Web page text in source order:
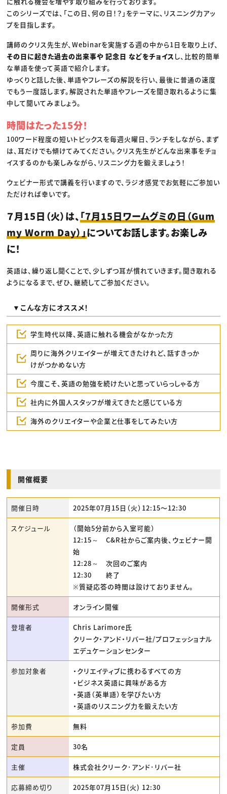
プロフェッショナル×つながる×メディア
このシリーズでは、「この日、何の日！？」をテーマに、リスニング力アッ
プを目指します。
講師のクリス先生が、Webinarを実施する週の中から1日を取り上げ、
その日に起きた過去の出来事や 記念日 などをチョイス し、比較的簡単
な単語を使って英語で紹介します。
ゆっくりと話した後、単語やフレーズの解説を行い、最後に普通の速度
でもう一度話します。解説された単語やフレーズを聞き取れるように集
中して聞いてみましょう。
時間はたった15分！
100ワード程度の短いトピックスを毎週火曜日、ランチをしながら、まず
は、耳だけでも傾けてみてください。クリス先生がどんな出来事をチョ
イスするのかも楽しみながら、リスニング力を鍛えましょう！
ウェビナー形式で講義を行いますので、ラジオ感覚でお気軽にご参加い
ただければ幸いです。
７月15日（火）は、 「7月15日ワームグミの日（Gum
my Worm Day）」についてお話します。お楽しみ
に！
英語は、繰り返し聞くことで、少しずつ耳が慣れていきます。聞き取れる
ようになるまで、ぜひ、継続してご参加ください。
▼こんな方にオススメ！
学生時代以降、英語に触れる機会がなかった方
周りに海外クリエイターが増えてきたけれど、話すきっか
けがつかめない方
今度こそ、英語の勉強を続けたいと思っていらっしゃる方
社内に外国人スタッフが増えてきたと感じている方
海外のクリエイターや企業と仕事をしてみたい方
開催概要
開催日時 2025年07月15日（火）12:15〜12:30
スケジュール
（開始5分前から入室可能）
12:15～ C&R社からご案内後、ウェビナー開
始
12:28～ 次回のご案内
12:30 終了
※質疑応答の時間は設けておりません。
開催形式 オンライン開催
登壇者
Chris Larimore氏
クリーク・アンド・リバー社/プロフェッショナル
エデュケーションセンター
参加対象者
・クリエイティブに携わるすべての方
・ビジネス英語に興味がある方
・英語（英単語）を学びたい方
・英語のリスニング力を鍛えたい方
参加費 無料
定員 30名
主催 株式会社クリーク･アンド･リバー社
応募締め切り 2025年07月15日(火) 12:30